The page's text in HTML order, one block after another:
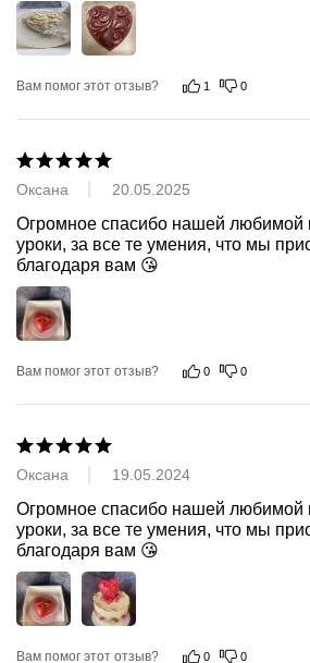
Вам помог этот отзыв? 1 0
Оксана 20.05.2025
Огромное спасибо нашей
уроки, за все те умения, что мы
благодаря вам 😘
Вам помог этот отзыв? 0 0
Оксана 19.05.2024
Огромное спасибо нашей
уроки, за все те умения, что мы
благодаря вам 😘
Вам помог этот отзыв? 0 0